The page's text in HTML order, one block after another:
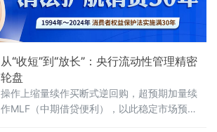
落下帷幕——全行业受托资产规模突破34万亿
元，创出历史新高。三年前，原银保监会发
布“三分类新规”，将信托业务划
从“收短”到“放长”：央行流动性管理精密
轮盘
操作上缩量续作买断式逆回购，超预期加量续
作MLF（中期借贷便利），以此稳定市场预